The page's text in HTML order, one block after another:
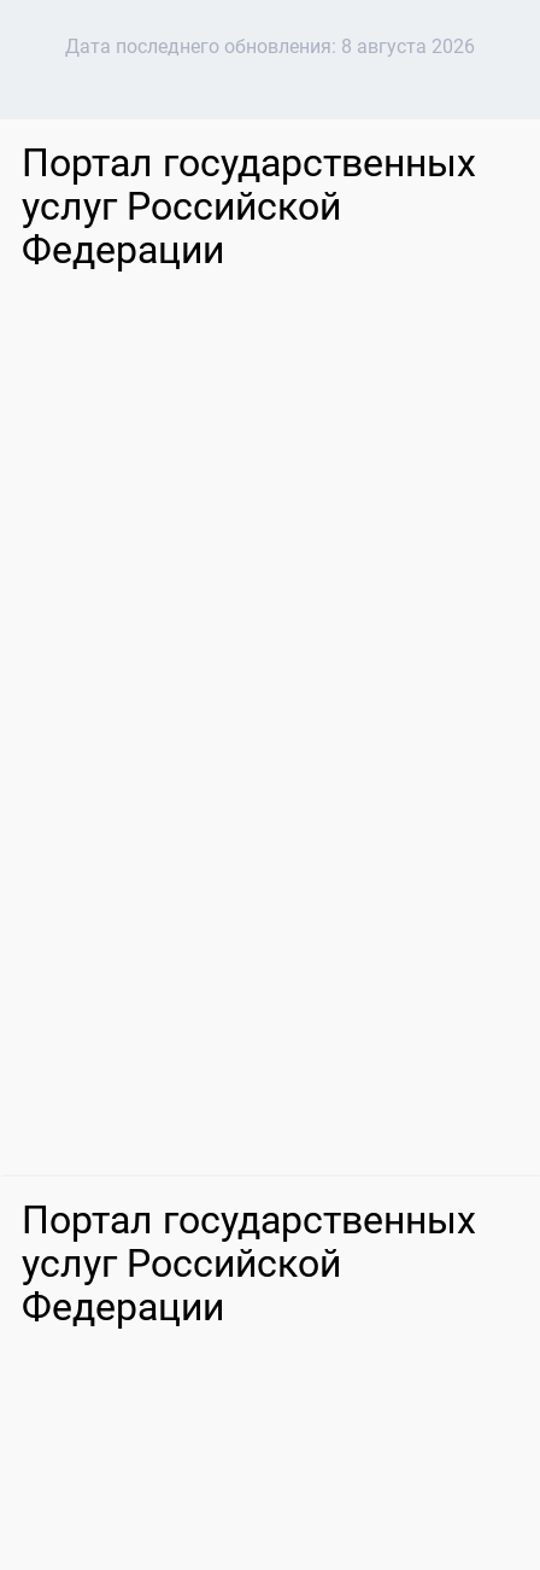
Дата последнего обновления: 8 августа 2026
Портал государственных
услуг Российской
Федерации
Портал государственных
услуг Российской
Федерации